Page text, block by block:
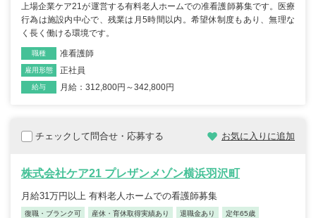
上場企業ケア21が運営する有料老人ホームでの准看護師募集です。医療
行為は施設内中心で、残業は月5時間以内。希望休制度もあり、無理な
く長く働ける環境です。
職種 准看護師
雇用形態 正社員
給与 月給：312,800円～342,800円
チェックして問合せ・応募する お気に入りに追加
株式会社ケア21 プレザンメゾン横浜羽沢町
月給31万円以上 有料老人ホームでの看護師募集
復職・ブランク可 産休・育休取得実績あり 退職金あり 定年65歳